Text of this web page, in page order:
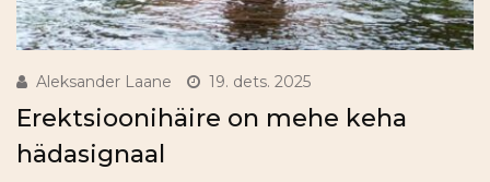
Aleksander Laane 19. dets. 2025
Erektsioonihäire on mehe keha
hädasignaal